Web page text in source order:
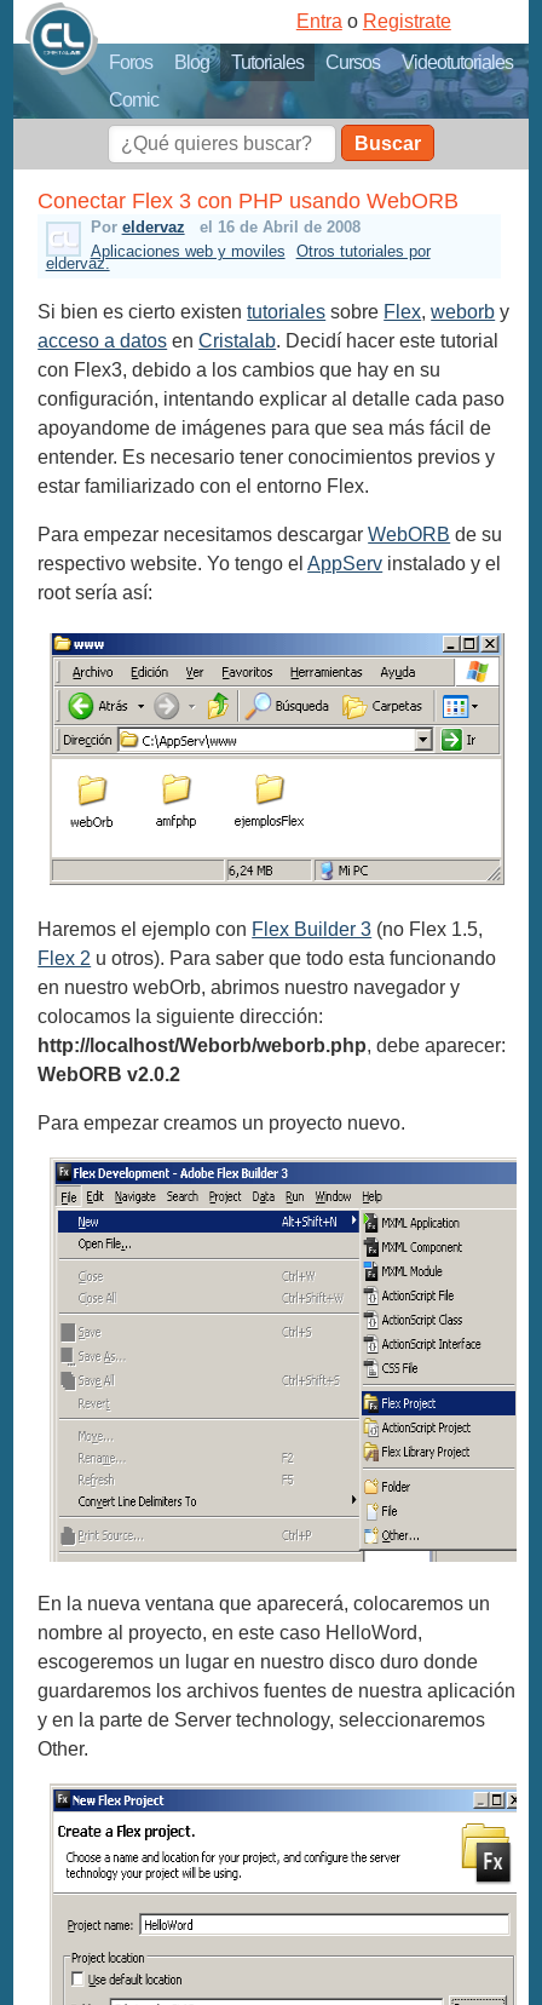
Foros Blog Tutoriales Cursos
Videotutoriales
Comic
Entra o Registrate
Buscar
Conectar Flex 3 con PHP usando WebORB
Por eldervaz
el 16 de Abril de 2008
Aplicaciones web y moviles
Otros tutoriales por
eldervaz.
Si bien es cierto existentutoriales sobre Flex,weborb y
acceso a datos enCristalab. Decidí hacer este tutorial
con Flex3, debido a los cambios que hay en su
configuración, intentando explicar al detalle cada paso
apoyandome de imágenes para que sea más fácil de
entender. Es necesario tener conocimientos previos y
estar familiarizado con el entorno Flex.
Para empezar necesitamos descargarWebORB de su
respectivo website. Yo tengo elAppServ instalado y el
root sería así:
Haremos el ejemplo con Flex Builder 3 (no Flex 1.5,
Flex 2 u otros). Para saber que todo esta funcionando
en nuestro webOrb, abrimos nuestro navegador y
colocamos la siguiente dirección:
http://localhost/Weborb/weborb.php, debe aparecer:
WebORB v2.0.2
Para empezar creamos un proyecto nuevo.
En la nueva ventana que aparecerá, colocaremos un
nombre al proyecto, en este caso HelloWord,
escogeremos un lugar en nuestro disco duro donde
guardaremos los archivos fuentes de nuestra aplicación
y en la parte de Server technology, seleccionaremos
Other.